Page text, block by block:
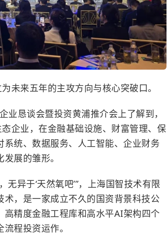
未来五年的主攻方向与核心突破口。
恳谈会暨投资黄浦推介会上了解到，
企业，在金融基础设施、财富管理、保
统、数据服务、人工智能、企业财务
展的雏形。
异于‘天然氧吧’”，上海国智技术有限
，是一家成立不久的国资背景科技公
精度金融工程库和高水平AI架构四个
程投资运作。